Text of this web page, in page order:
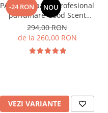
-24 RON NOU
PACHET: Aparat profesional
parfumare Good Scent
Aroma Car Diffuser, cu
baterie interna, negru si 5
rezerve incluse
294,00 RON
de la 260,00 RON
VEZI VARIANTE